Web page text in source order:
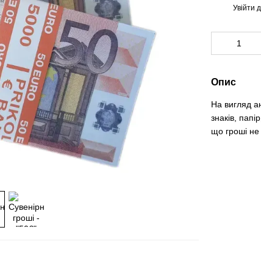
Увійти
Опис
На вигляд
знаків,
що гроші не